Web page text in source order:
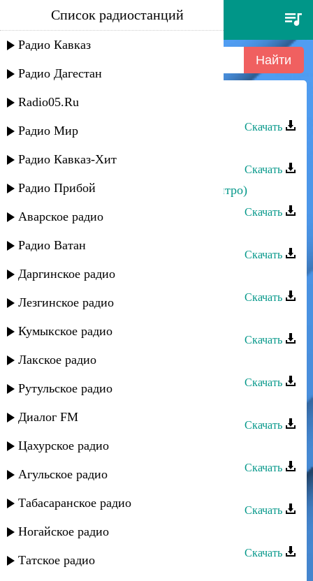
перизада группа - сабина
Список радиостанций
Радио Кавказ
Радио Дагестан
Radio05.Ru
Радио Мир
Радио Кавказ-Хит
Радио Прибой
Аварское радио
Радио Ватан
Даргинское радио
Лезгинское радио
Кумыкское радио
Лакское радио
Рутульское радио
Диалог FM
Цахурское радио
Агульское радио
Табасаранское радио
Ногайское радио
Татское радио
Перизада группа - Сабина
Скачать
Скачать
Перизада группа - Вступление (Интро)
Скачать
Скачать
Перизада группа - Тахай диде
Скачать
Скачать
ШахДаг группа - Перизада
Скачать
Скачать
Перизада группа - Кусар шегъер
Скачать
Скачать
Перизада группа - Кабардинка
Скачать